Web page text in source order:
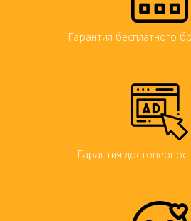
Гарантия бесплатного
Гарантия